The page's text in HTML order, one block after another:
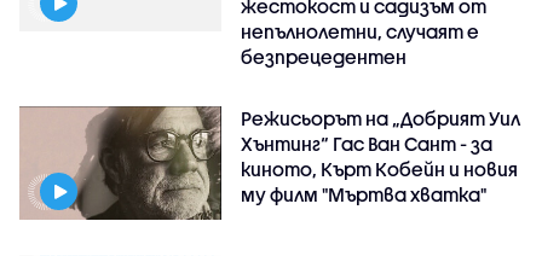
жестокост и садизъм от
непълнолетни, случаят е
безпрецедентен
Режисьорът на „Добрият Уил
Хънтинг“ Гас Ван Сант - за
киното, Кърт Кобейн и новия
му филм "Мъртва хватка"